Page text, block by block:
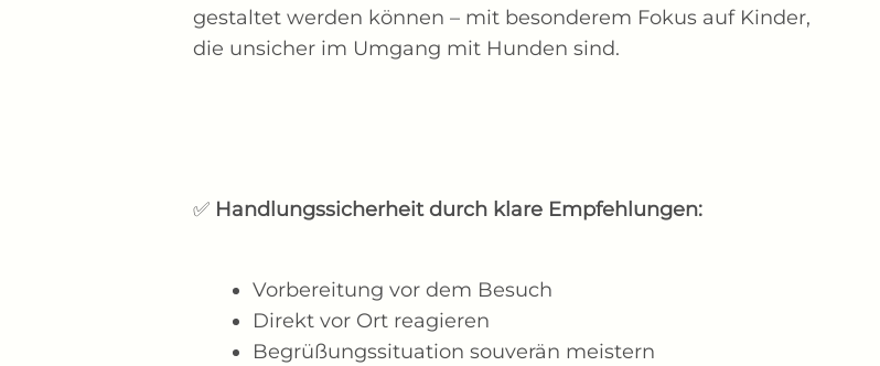
gestaltet werden können – mit besonderem Fokus auf Kinder,
die unsicher im Umgang mit Hunden sind.
✅ Handlungssicherheit durch klare Empfehlungen:
Vorbereitung vor dem Besuch
Direkt vor Ort reagieren
Begrüßungssituation souverän meistern